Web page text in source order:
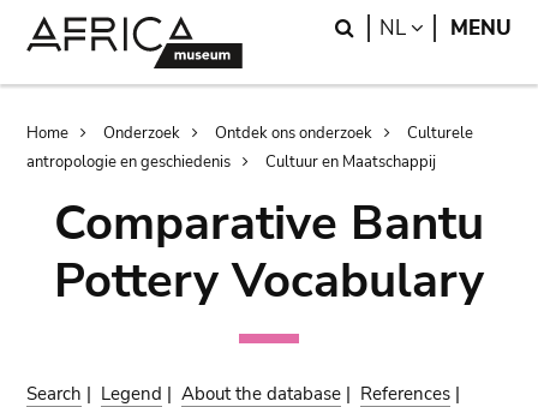
Search
NL LANGUAGE
MENU
Breadcrumb
Home Onderzoek Ontdek ons onderzoek
Culturele
antropologie en geschiedenis
Cultuur en Maatschappij
Comparative Bantu
Pottery Vocabulary
Search | Legend |About the database | References |